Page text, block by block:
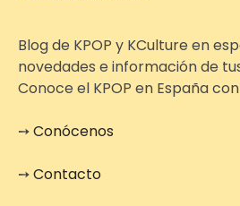
Blog de KPOP y KCulture en
novedades e información de
Conoce el KPOP en España con
➙Conócenos
➙Contacto